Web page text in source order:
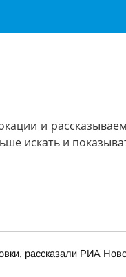
и
искать и
рассказали РИА